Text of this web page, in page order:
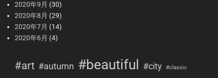
2020年9月 (30)
2020年8月 (29)
2020年7月 (14)
2020年6月 (4)
#art #autumn #beautiful #city #classic